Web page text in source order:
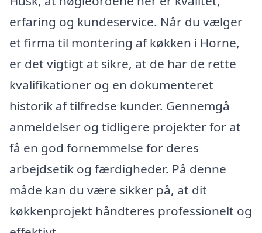
erfaring og kundeservice. Når du vælger
et firma til montering af køkken i Horne,
er det vigtigt at sikre, at de har de rette
kvalifikationer og en dokumenteret
historik af tilfredse kunder. Gennemgå
anmeldelser og tidligere projekter for at
få en god fornemmelse for deres
arbejdsetik og færdigheder. På denne
måde kan du være sikker på, at dit
køkkenprojekt håndteres professionelt og